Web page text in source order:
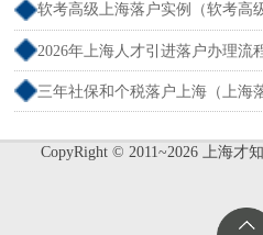
标）
软考高级上海落户实例（软考高
2026年上海人才引进落户办理流
所需时间）
三年社保和个税落户上海（上海
CopyRight © 2011~2026 上海才